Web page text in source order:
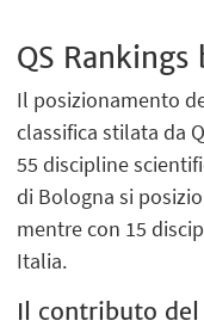
QS
Il posizionamento
classifica stilata da
55 discipline
di Bologna si
mentre con 15
Italia.
Il contributo del